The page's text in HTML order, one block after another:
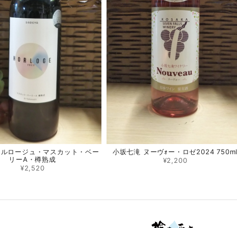
ロージュ・マスカット・ベー
リーA・樽熟成
¥2,520
小坂七滝 ヌーヴｫー・ロゼ2024 750ml
¥2,200